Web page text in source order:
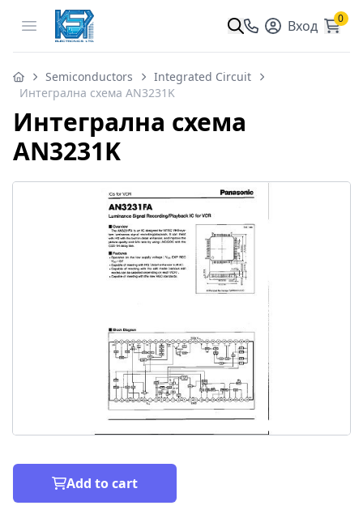
Open menu Вход 0
Semiconductors
Integrated Circuit
Интегрална схема AN3231K
Интегрална схема
AN3231K
Add to cart